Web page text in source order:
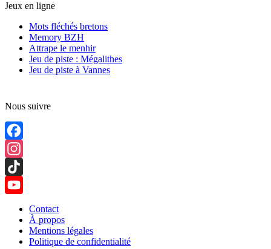
Jeux en ligne
Mots fléchés bretons
Memory BZH
Attrape le menhir
Jeu de piste : Mégalithes
Jeu de piste à Vannes
Nous suivre
Facebook
Instagram
TikTok
Channel
Contact
À propos
Mentions légales
Politique de confidentialité